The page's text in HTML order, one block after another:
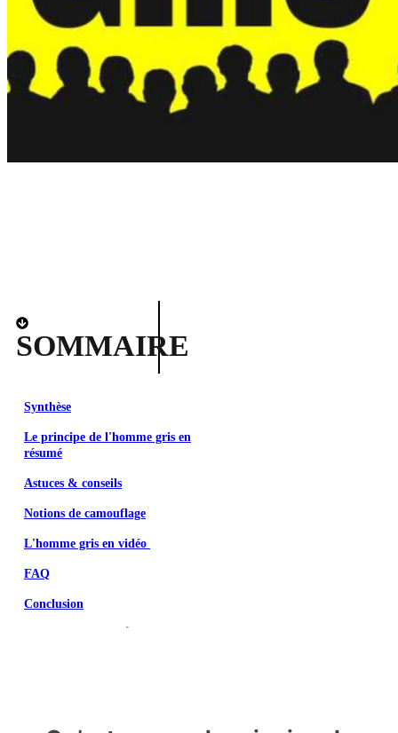
SOMMAIRE
Synthèse
Le principe de l'homme gris en
résumé
Astuces & conseils
Notions de camouflage
L'homme gris en vidéo
FAQ
Conclusion